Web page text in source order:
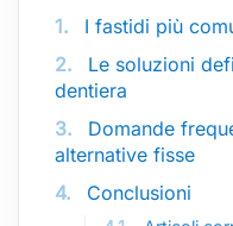
1.
I fastidi più
2.
Le soluzioni
dentiera
3.
Domande
alternative fisse
4.
Conclusioni